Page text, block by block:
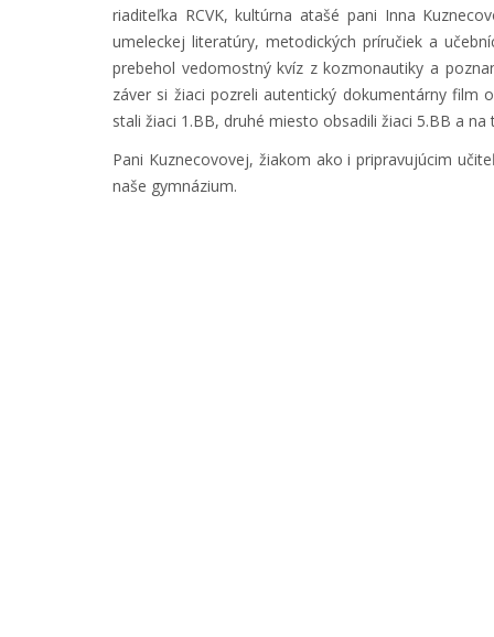
riaditeľka RCVK, kultúrna atašé pani Inna
umeleckej literatúry, metodických príručiek a
prebehol vedomostný kvíz z kozmonautiky a
záver si žiaci pozreli autentický dokumentárny film
stali žiaci 1.BB, druhé miesto obsadili žiaci 5.BB a
Pani Kuznecovovej, žiakom ako i pripravujúcim
naše gymnázium.